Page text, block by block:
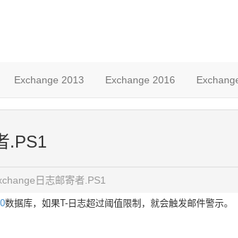
Exchange 2013 Exchange 2016
.PS1
日志邮寄者.PS1
数据库，如果T-日志超过阈值限制，就会触发邮件警示。